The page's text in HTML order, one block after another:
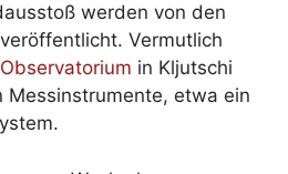
werden von den
Vermutlich
Observatorium in Kljutschi
Messinstrumente, etwa ein